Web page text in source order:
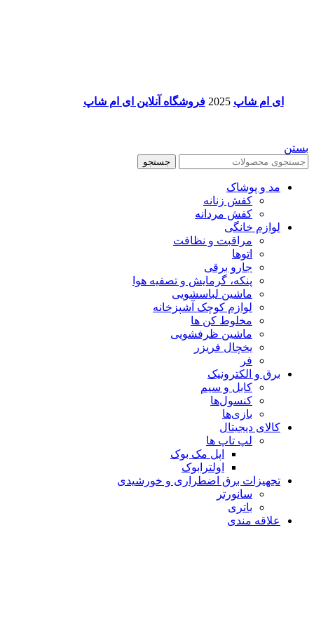
ای ام شاپ 2025 فروشگاه آنلاین ای ام شاپ
بستن
جستجو
مد و پوشاک
کفش زنانه
کفش مردانه
لوازم خانگی
مراقبت و نظافت
اتوها
جارو برقی
پنکه، گرمایش و تصفیه هوا
ماشین لباسشویی
لوازم کوچک آشپزخانه
مخلوط کن ها
ماشین ظرفشویی
یخچال فریزر
فر
برق و الکترونیک
کابل و سیم
کنسول‌ها
بازی‌ها
کالای دیجیتال
لپ تاپ ها
اپل مک بوک
اولترابوک
تجهیزات برق اضطراری و خورشیدی
سانورتر
باتری
علاقه مندی